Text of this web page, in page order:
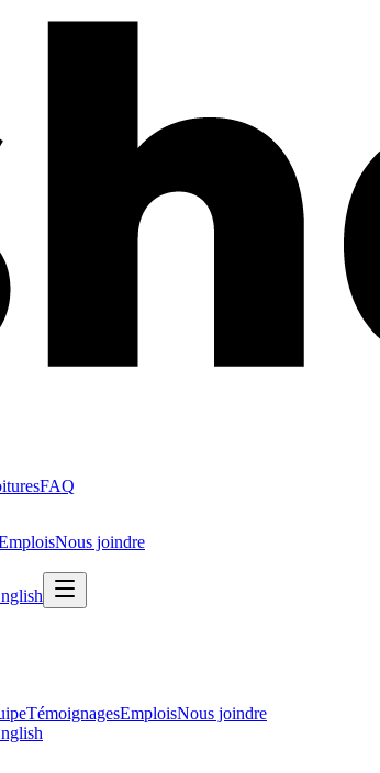
FAQ
Nous joindre
TémoignagesEmploisNous joindre